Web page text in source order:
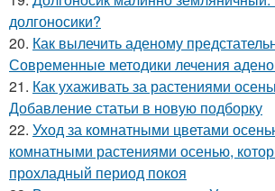
долгоносики?
20. Как вылечить аденому
Современные методики лечения
21. Как ухаживать за растениями
Добавление статьи в новую подборку
22. Уход за комнатными цветами
комнатными растениями осенью,
прохладный период покоя